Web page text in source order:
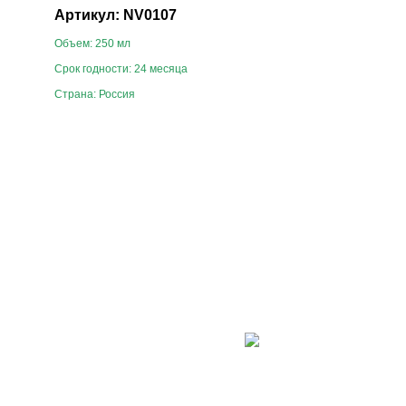
Артикул: NV0107
Объем: 250 мл
Срок годности: 24 месяца
Страна: Россия